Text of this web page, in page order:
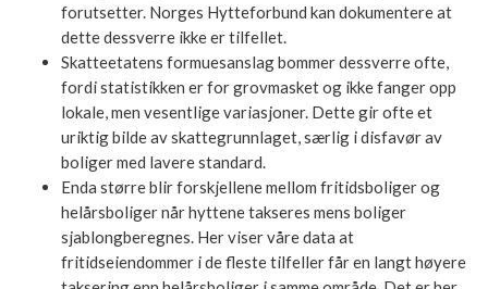
dette dessverre ikke er tilfellet.
Skatteetatens formuesanslag bommer dessverre ofte,
fordi statistikken er for grovmasket og ikke fanger
opp lokale, men vesentlige variasjoner. Dette gir ofte
et uriktig bilde av skattegrunnlaget, særlig i disfavør
av boliger med lavere standard.
Enda større blir forskjellene mellom fritidsboliger og
helårsboliger når hyttene takseres mens boliger
sjablongberegnes. Her viser våre data at
fritidseiendommer i de fleste tilfeller får en langt
høyere taksering enn helårsboliger i samme område.